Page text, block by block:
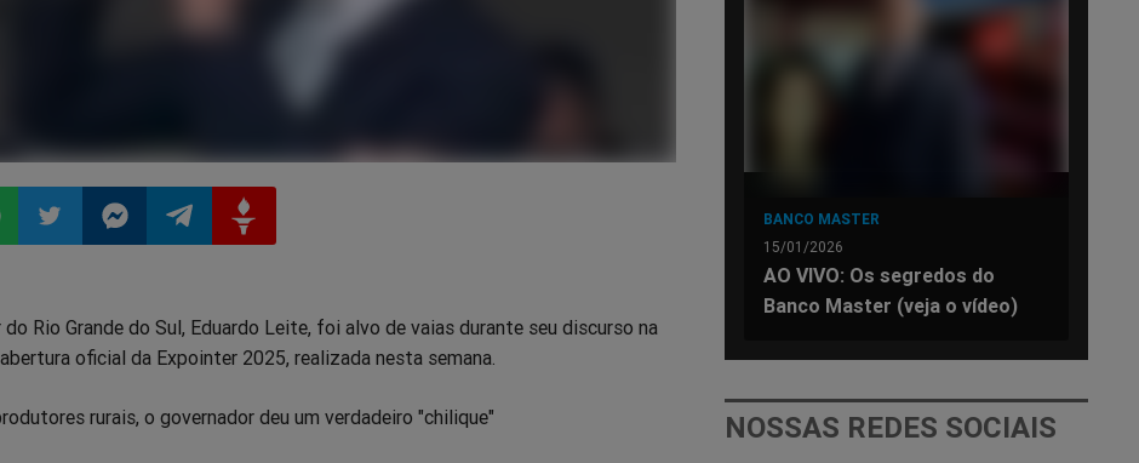
no
no
no
no
do Rio Grande do Sul, Eduardo Leite, foi alvo de vaias durante seu discurso na
oficial da Expointer 2025, realizada nesta semana.
rurais, o governador deu um verdadeiro "chilique"
BANCO MASTER
15/01/2026
AO VIVO: Os segredos do
Banco Master (veja o vídeo)
NOSSAS REDES SOCIAIS